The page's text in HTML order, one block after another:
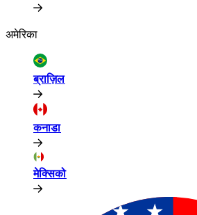
अमेरिका​​
ब्राज़िल​​
कनाडा​​
मेक्सिको​​